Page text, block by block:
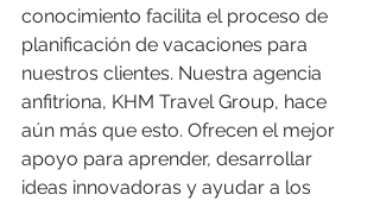
conocimiento facilita el proceso de
planificación de vacaciones para
nuestros clientes. Nuestra agencia
anfitriona, KHM Travel Group, hace
aún más que esto. Ofrecen el mejor
apoyo para aprender, desarrollar
ideas innovadoras y ayudar a los